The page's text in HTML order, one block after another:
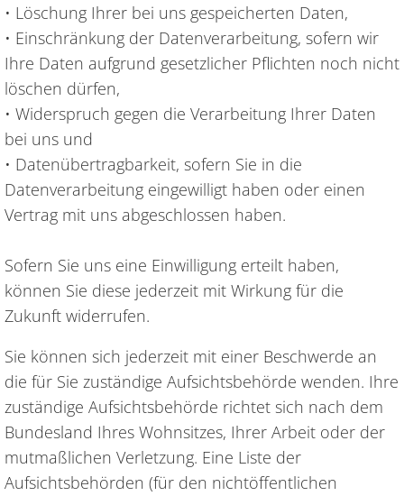
• Löschung Ihrer bei uns gespeicherten Daten,
• Einschränkung der Datenverarbeitung, sofern wir
Ihre Daten aufgrund gesetzlicher Pflichten noch nicht
löschen dürfen,
• Widerspruch gegen die Verarbeitung Ihrer Daten
bei uns und
• Datenübertragbarkeit, sofern Sie in die
Datenverarbeitung eingewilligt haben oder einen
Vertrag mit uns abgeschlossen haben.
Sofern Sie uns eine Einwilligung erteilt haben,
können Sie diese jederzeit mit Wirkung für die
Zukunft widerrufen.
Sie können sich jederzeit mit einer Beschwerde an
die für Sie zuständige Aufsichtsbehörde wenden. Ihre
zuständige Aufsichtsbehörde richtet sich nach dem
Bundesland Ihres Wohnsitzes, Ihrer Arbeit oder der
mutmaßlichen Verletzung. Eine Liste der
Aufsichtsbehörden (für den nichtöffentlichen